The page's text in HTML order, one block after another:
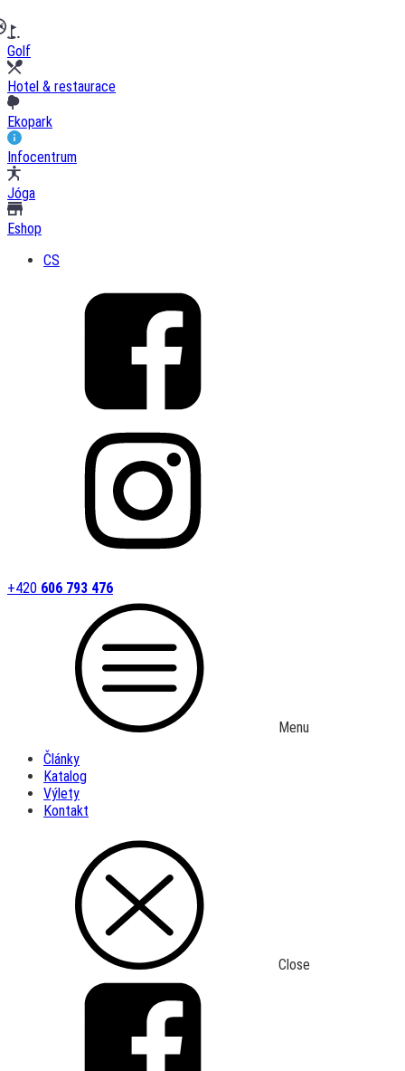
Golf
Hotel & restaurace
Ekopark
Infocentrum
Jóga
Eshop
CS
+420 606 793 476
Menu
Články
Katalog
Výlety
Kontakt
Close